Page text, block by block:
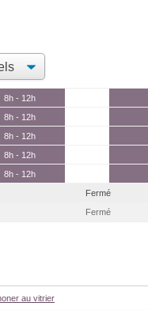
8h - 12h
8h - 12h
8h - 12h
8h - 12h
8h - 12h
Fermé
Fermé
au vitrier